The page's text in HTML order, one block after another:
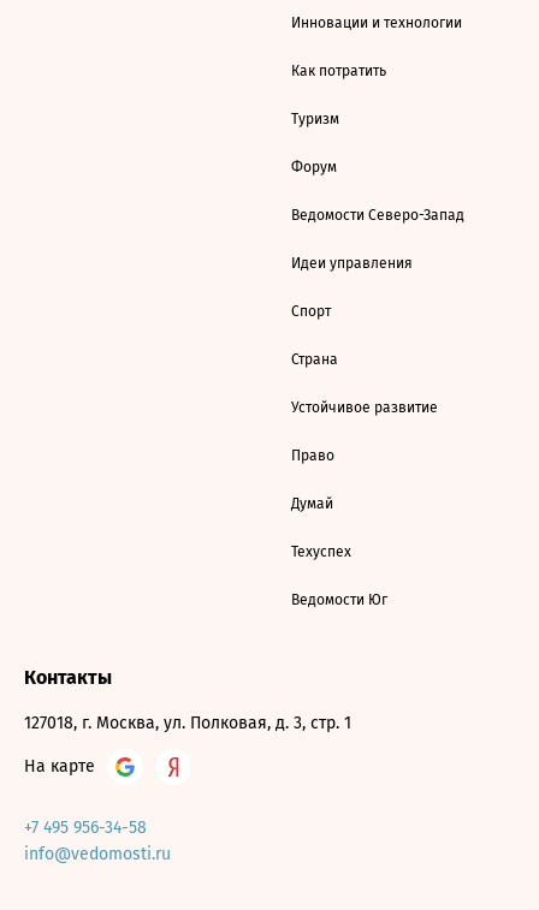
Инновации и технологии
Как потратить
Туризм
Форум
Ведомости Северо-Запад
Идеи управления
Спорт
Страна
Устойчивое развитие
Право
Думай
Техуспех
Ведомости Юг
Контакты
127018, г. Москва, ул. Полковая, д. 3, стр. 1
На карте
+7 495 956-34-58
info@vedomosti.ru